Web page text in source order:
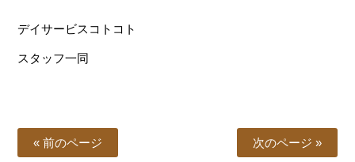
デイサービスコトコト
スタッフ一同
« 前のページ 次のページ »